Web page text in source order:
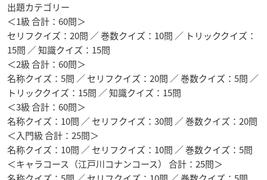
出題カテゴリー
＜1級 合計：60問＞
セリフクイズ：20問 ／ 巻数クイズ：10問 ／ トリッククイズ：
15問 ／ 知識クイズ：15問
＜2級 合計：60問＞
名称クイズ：5問 ／ セリフクイズ：20問 ／ 巻数クイズ：5問 ／
トリッククイズ：15問 ／ 知識クイズ：15問
＜3級 合計：60問＞
名称クイズ：10問 ／ セリフクイズ：30問 ／ 巻数クイズ：20問
＜入門級 合計：25問＞
名称クイズ：10問 ／ セリフクイズ：10問 ／ 巻数クイズ：5問
＜キャラコース（江戸川コナンコース） 合計：25問＞